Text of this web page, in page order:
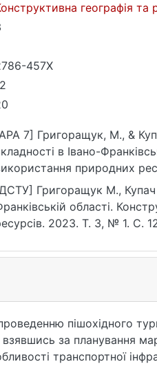
географія
457X
7] Григоращук, М., &
в Івано-
природних
Григоращук М., Купач
області.
2023. Т. 3, № 1. С.
пішохідного
за планування
транспортної